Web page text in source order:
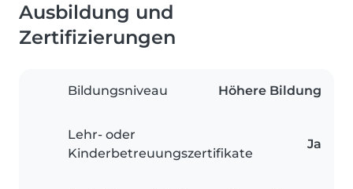
Ausbildung und
Zertifizierungen
Bildungsniveau Höhere Bildung
Lehr- oder
Kinderbetreuungszertifikate
Ja